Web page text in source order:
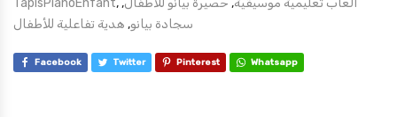
TapisPianoEnfant, ألعاب تعليمية موسيقية, حصيرة بيانو للأطفال,
سجادة بيانو, هدية تفاعلية للأطفال
Facebook Twitter Pinterest Whatsapp